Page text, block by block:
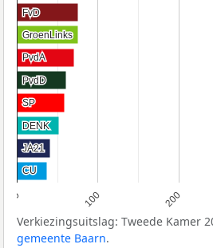
0 100 200
FvD
FvD
GroenLinks
GroenLinks
PvdA
PvdA
PvdD
PvdD
SP
SP
DENK
DENK
JA21
JA21
CU
CU
Verkiezingsuitslag: Tweede Kamer
gemeente Baarn.